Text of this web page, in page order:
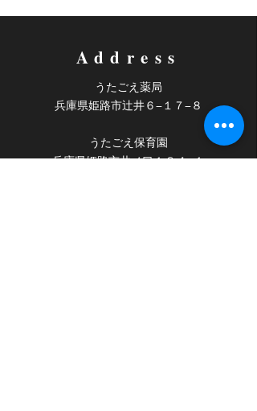
Address
うたごえ薬局
​兵庫県姫路市辻井６−１７−８
うたごえ保育園
​兵庫県姫路市井ノ口１８４−１